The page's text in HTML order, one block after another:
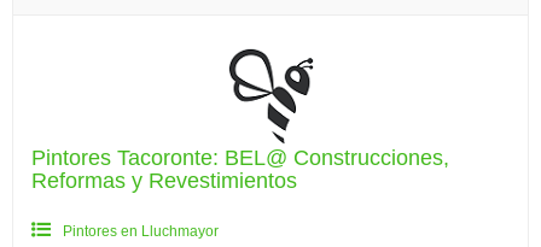
Pintores Tacoronte: BEL@ Construcciones,
Reformas y Revestimientos
Pintores en Lluchmayor